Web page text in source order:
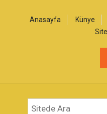
Anasayfa Künye